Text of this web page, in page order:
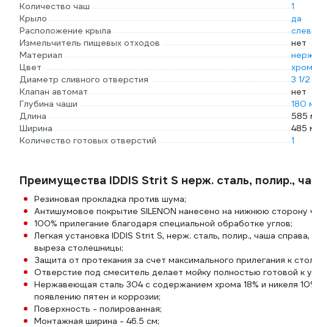
Количество чаш
1
Крыло
да
Расположение крыла
Измельчитель пищевых отходов
нет
Материал
Цвет
хром
Диаметр сливного отверстия
3 1/
Клапан автомат
нет
Глубина чаши
180
Длина
585
Ширина
485
Количество готовых отверстий
1
Преимущества IDDIS Strit S нерж. сталь, полир.,
Резиновая прокладка против шума;
Антишумовое покрытие SILENON нанесено на нижнюю
100% прилегание благодаря специальной обработке углов;
Легкая установка IDDIS Strit S, нерж. сталь, полир., чаша
выреза столешницы;
Защита от протекания за счет максимального прилегания к
Отверстие под смеситель делает мойку полностью готовой к
Нержавеющая сталь 304 с содержанием хрома 18% и никеля
появлению пятен и коррозии;
Поверхность - полированная;
Монтажная ширина - 46.5 см;